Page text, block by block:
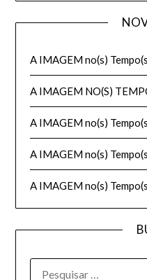
A IMAGEM no(s)
A IMAGEM NO(S)
A IMAGEM no(s)
A IMAGEM no(s)
A IMAGEM no(s)